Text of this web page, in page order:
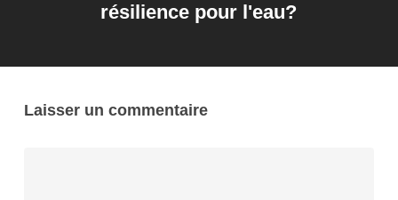
résilience pour l'eau?
Laisser un commentaire